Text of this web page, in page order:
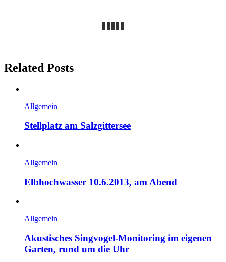
Related Posts
Allgemein
Stellplatz am Salzgittersee
Allgemein
Elbhochwasser 10.6.2013, am Abend
Allgemein
Akustisches Singvogel-Monitoring im eigenen
Garten, rund um die Uhr